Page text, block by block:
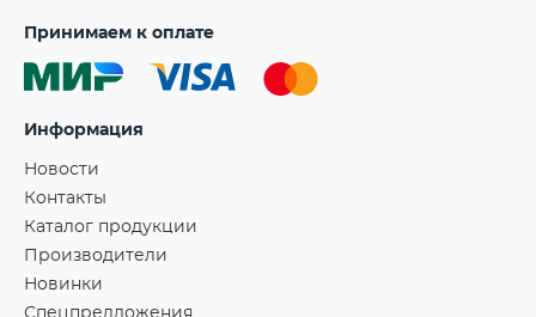
Принимаем к оплате
Информация
Новости
Контакты
Каталог продукции
Производители
Новинки
Спецпредложения